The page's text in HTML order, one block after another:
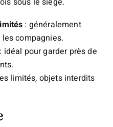
: généralement
compagnies.
: idéal pour garder près de
limités, objets interdits